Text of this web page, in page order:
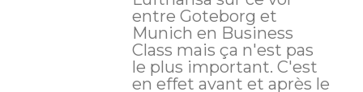
entre Goteborg et
Munich en Business
Class mais ça n'est pas
le plus important. C'est
en effet avant et après le